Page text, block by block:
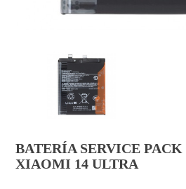
BATERÍA SERVICE PACK
XIAOMI 14 ULTRA